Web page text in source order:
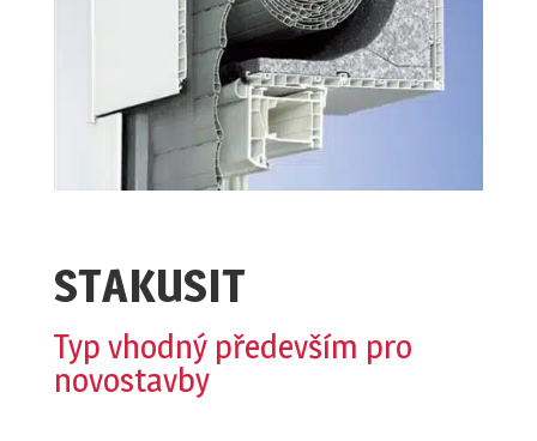
STAKUSIT
Typ vhodný především pro
novostavby